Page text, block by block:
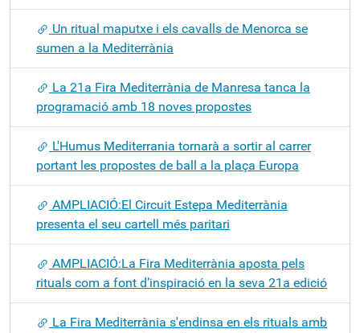
Un ritual maputxe i els cavalls de Menorca se
sumen a la Mediterrània
La 21a Fira Mediterrània de Manresa tanca la
programació amb 18 noves propostes
L'Humus Mediterrania tornarà a sortir al carrer
portant les propostes de ball a la plaça Europa
AMPLIACIÓ:El Circuit Estepa Mediterrània
presenta el seu cartell més paritari
AMPLIACIÓ:La Fira Mediterrània aposta pels
rituals com a font d’inspiració en la seva 21a edició
La Fira Mediterrània s'endinsa en els rituals amb